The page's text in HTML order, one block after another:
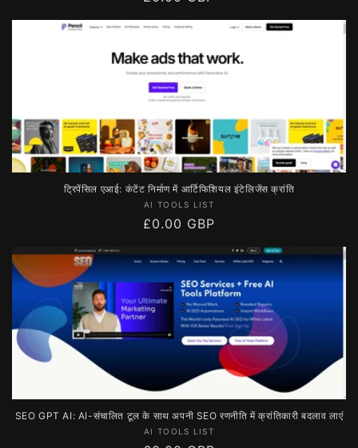
रूप
मूल्य
ट्रिपेंसिल एआई: कंटेंट निर्माण में आर्टिफिशियल इंटेलिजेंस क्रांति
विक्रेता:
AI TOOLS LIST
नियमित
से
मूल्य
£0.00 GBP
SEO GPT AI: AI-संचालित टूल के साथ अपनी SEO रणनीति में क्रांतिकारी बदलाव लाएं
विक्रेता:
AI TOOLS LIST